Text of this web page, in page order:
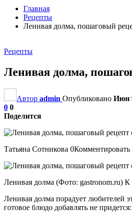
Главная
Рецепты
Ленивая долма, пошаговый
Рецепты
Ленивая долма,
Автор admin Опубликовано Июн
0 0
Поделится
Татьяна Сотникова 0Комментировать
Ленивая долма (Фото: gastronom.ru) К
Ленивая долма порадует любителей
готовое блюдо добавлять не